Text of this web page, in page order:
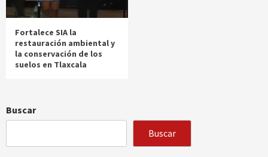
Fortalece SIA la
restauración ambiental y
la conservación de los
suelos en Tlaxcala
Buscar
Buscar